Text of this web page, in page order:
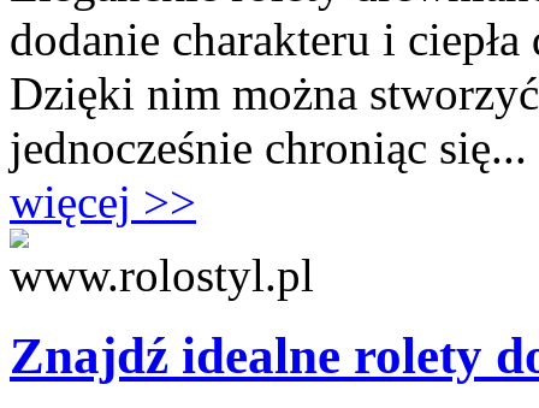
dodanie charakteru i
Dzięki nim można
jednocześnie chroniąc się...
więcej >>
Znajdź idealne rolety